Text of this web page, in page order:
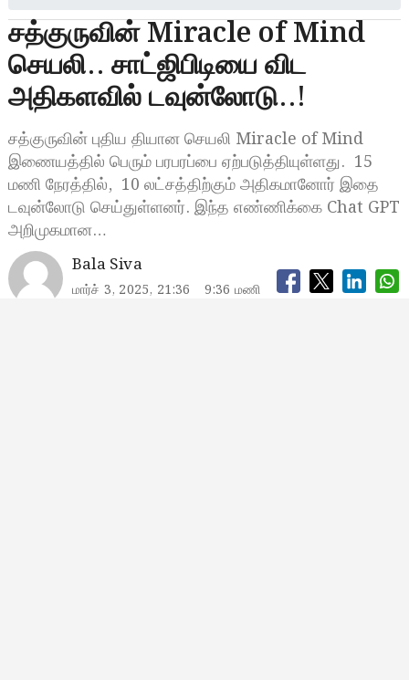
சத்குருவின் Miracle of Mind
செயலி.. சாட்ஜிபிடியை விட
அதிகளவில் டவுன்லோடு..!
சத்குருவின் புதிய தியான செயலி Miracle of Mind
இணையத்தில் பெரும் பரபரப்பை ஏற்படுத்தியுள்ளது. 15
மணி நேரத்தில், 10 லட்சத்திற்கும் அதிகமானோர் இதை
டவுன்லோடு செய்துள்ளனர். இந்த எண்ணிக்கை Chat GPT
அறிமுகமான…
Bala Siva
மார்ச் 3, 2025, 21:36 9:36 மணி